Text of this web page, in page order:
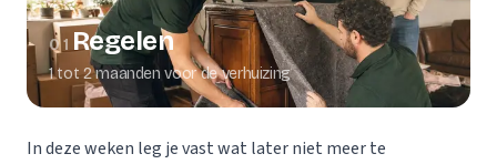
01 Regelen
1 tot 2 maanden voor de verhuizing
In deze weken leg je vast wat later niet meer te